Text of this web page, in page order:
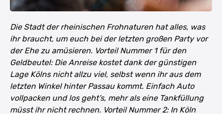
Die Stadt der rheinischen Frohnaturen hat alles, was
ihr braucht, um euch bei der letzten großen Party vor
der Ehe zu amüsieren. Vorteil Nummer 1 für den
Geldbeutel: Die Anreise kostet dank der günstigen
Lage Kölns nicht allzu viel, selbst wenn ihr aus dem
letzten Winkel hinter Passau kommt. Einfach Auto
vollpacken und los geht’s, mehr als eine Tankfüllung
müsst ihr nicht rechnen. Vorteil Nummer 2: In Köln